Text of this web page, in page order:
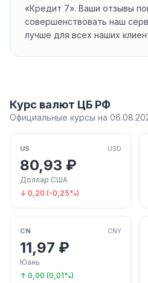
«Кредит 7». Ваши отзывы
совершенствовать наш
лучше для всех наших
Курс валют ЦБ РФ
Официальные курсы на
US USD
80,93 ₽
Доллар США
↓ 0,20 (-0,25%)
CN CNY
11,97 ₽
Юань
↑ 0,00 (0,01%)